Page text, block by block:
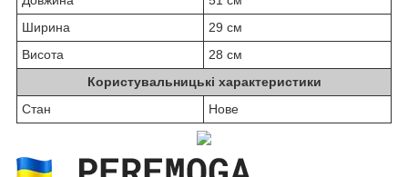
Ширина
29 см
Висота
28 см
Користувальницькі характеристики
Стан
Нове